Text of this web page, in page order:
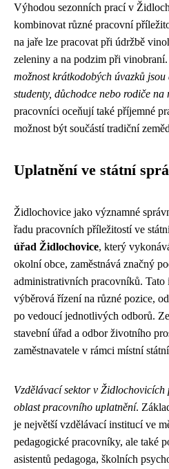
Výhodou sezonních prací v
kombinovat různé pracovní
na jaře lze pracovat při údržbě
zeleniny a na podzim při vinobraní.
možnost krátkodobých úvazků
studenty, důchodce nebo rodiče na
pracovníci oceňují také příjemné
možnost být součástí tradiční
Uplatnění ve státní
Židlochovice jako významné
řadu pracovních příležitostí ve
úřad Židlochovice, který
okolní obce, zaměstnává značný
administrativních pracovníků.
výběrová řízení na různé pozice,
po vedoucí jednotlivých odborů.
stavební úřad a odbor životního
zaměstnavatele v rámci místní
Vzdělávací sektor v Židlochovicích
oblast pracovního uplatnění.
je největší vzdělávací institucí ve
pedagogické pracovníky, ale také
asistentů pedagoga, školních